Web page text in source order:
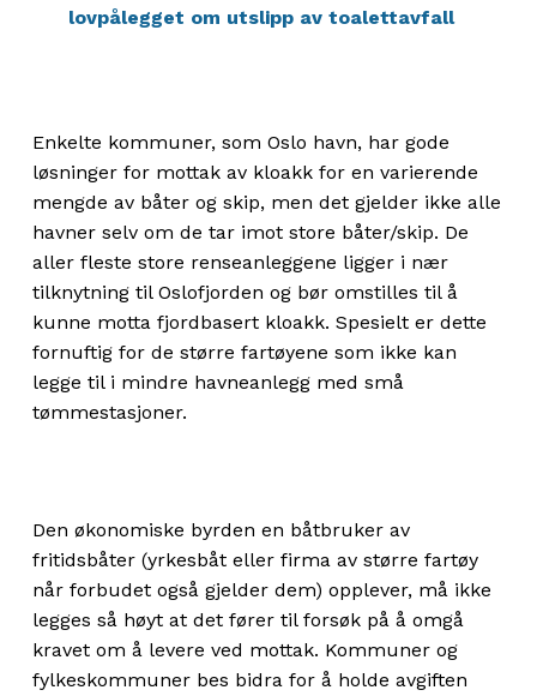
lovpålegget om utslipp av toalettavfall
Enkelte kommuner, som Oslo havn, har gode
løsninger for mottak av kloakk for en varierende
mengde av båter og skip, men det gjelder ikke alle
havner selv om de tar imot store båter/skip. De
aller fleste store renseanleggene ligger i nær
tilknytning til Oslofjorden og bør omstilles til å
kunne motta fjordbasert kloakk. Spesielt er dette
fornuftig for de større fartøyene som ikke kan
legge til i mindre havneanlegg med små
tømmestasjoner.
Den økonomiske byrden en båtbruker av
fritidsbåter (yrkesbåt eller firma av større fartøy
når forbudet også gjelder dem) opplever, må ikke
legges så høyt at det fører til forsøk på å omgå
kravet om å levere ved mottak. Kommuner og
fylkeskommuner bes bidra for å holde avgiften